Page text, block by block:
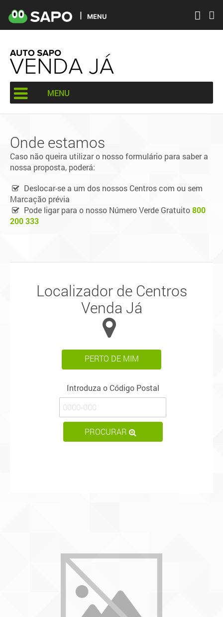
MENU
MENU
Onde estamos
Caso não queira utilizar o nosso formulário para saber a
nossa proposta, poderá:
Deslocar-se a um dos nossos Centros com ou sem
Marcação prévia
Pode ligar para o nosso Número Verde Gratuito800
200 333
Localizador de Centros
Venda Já
PERTO DE MIM
Introduza o Código Postal
PROCURAR